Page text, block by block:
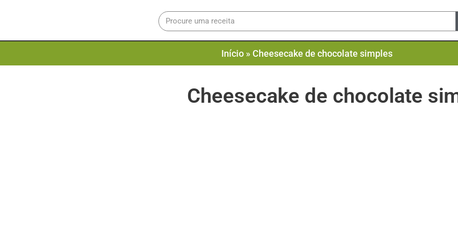
Início» Cheesecake de chocolate simples
Cheesecake de chocolate